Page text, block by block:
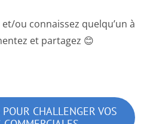
ou connaissez quelqu’un à
et partagez 😊
CHALLENGER VOS